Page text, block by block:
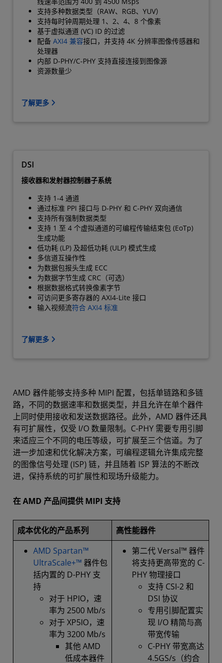
支持多种数据类型（RAW、RGB、YUV）
支持每时钟周期处理 1、2、4、8 个像素
基于虚拟通道 (VC) ID 的过滤
配备 AXI4 兼容接口，并支持 4K 分辨率图像传感器和
处理器
内部 D-PHY/C-PHY 支持直接连接到图像源
资源数量少
了解更多
DSI
接收器和发射器控制器子系统
支持 1-4 通道
通过标准 PPI 接口与 D-PHY 和 C-PHY 双向通信
支持所有强制数据类型
支持 1 至 4 个虚拟通道的可编程传输结束包 (EoTp)
生成功能
低功耗 (LP) 及超低功耗 (ULP) 模式生成
多信道互操作性
为数据包报头生成 ECC
为数据字节生成 CRC（可选）
根据数据格式转换像素字节
可访问更多寄存器的 AXI4-Lite 接口
输入视频流符合 AXI4 标准
了解更多
AMD 器件能够支持多种 MIPI 配置，包括单链路和多链
路，不同的数据速率和数据类型，并且允许在单个器件
上同时使用接收和发送数据路径。此外，AMD 器件还具
有可扩展性，仅受 I/O 数量限制。C-PHY 需要专用引脚
来适应三个不同的电压等级，可扩展至三个信道。为了
进一步加速和优化解决方案，可编程逻辑允许集成完整
的图像信号处理 (ISP) 链，并且随着 ISP 算法的不断改
进，保持系统的可扩展性和现场升级能力。
在 AMD 产品间提供 MIPI 支持
成本优化的产品系列
高性能器件
AMD Spartan™
UltraScale+™ 器件包
括内置的 D-PHY 支
持
对于 HPIO，速
率为 2500 Mb/s
对于 XP5IO，速
率为 3200 Mb/s
其他 AMD
低成本器件
第二代 Versal™ 器件
将支持更高带宽的 C-
PHY 物理接口
支持 CSI-2 和
DSI 协议
专用引脚配置实
现 I/O 精简与高
带宽传输
C-PHY 带宽高达
4.5GS/s（约合